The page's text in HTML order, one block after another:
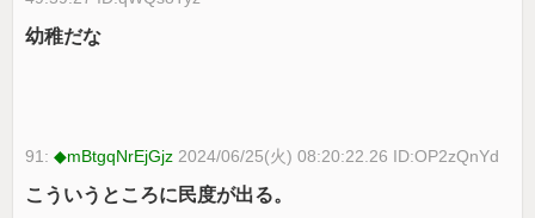
幼稚だな
91:◆mBtgqNrEjGjz 2024/06/25(火) 08:20:22.26 ID:OP2zQnYd
こういうところに民度が出る。